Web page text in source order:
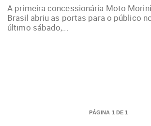
A primeira concessionária Moto
Brasil abriu as portas para o público
último sábado,...
PÁGINA 1 DE 1